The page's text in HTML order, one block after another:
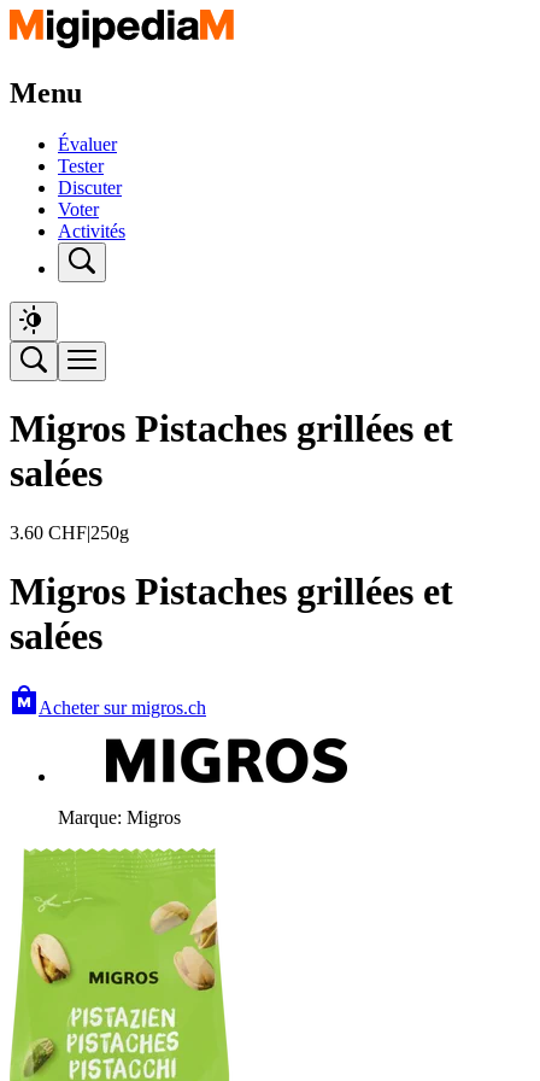
Menu
Évaluer
Tester
Discuter
Voter
Activités
Migros Pistaches grillées et
salées
3.60 CHF|250g
Migros Pistaches grillées et
salées
Acheter sur migros.ch
Marque: Migros